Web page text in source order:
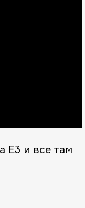
E3 и все там